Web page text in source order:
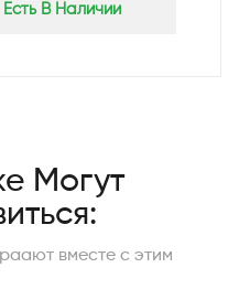
Есть В Наличии
Могут
вместе с этим